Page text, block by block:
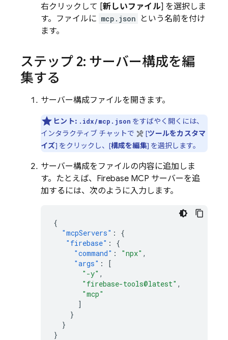
右クリックして [新しいファイル] を選択しま
す。ファイルに mcp.json
という名前を付け
ます。
ステップ 2: サーバー構成を編
集する
サーバー構成ファイルを開きます。
ヒント: .idx/mcp.json をすばやく開くには、
インタラクティブ チャットで
[ツールをカスタマ
イズ] をクリックし、[構成を編集] を選択します。
サーバー構成をファイルの内容に追加しま
す。たとえば、Firebase MCP サーバーを追
加するには、次のように入力します。
{
"mcpServers" :
{
"firebase" :
{
"command" : "npx" ,
"args" :
[
"-y" ,
"firebase-tools@latest" ,
"mcp"
]
}
}
}